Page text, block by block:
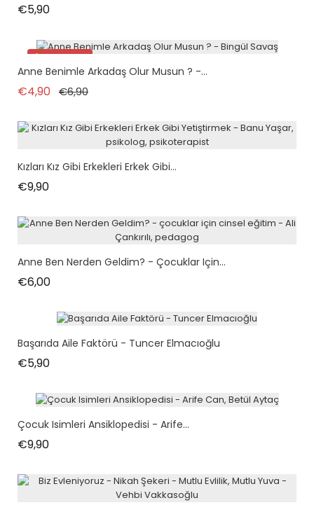
€5,90Fiyat
İndirimde!
Anne Benimle Arkadaş Olur Musun ? -...
€4,90 Normal fiyat
€6,90Fiyat
Kızları Kız Gibi Erkekleri Erkek Gibi...
€9,90Fiyat
Anne Ben Nerden Geldim? - Çocuklar Için...
€6,00Fiyat
Başarıda Aile Faktörü - Tuncer Elmacıoğlu
€5,90Fiyat
Çocuk Isimleri Ansiklopedisi - Arife...
€9,90Fiyat